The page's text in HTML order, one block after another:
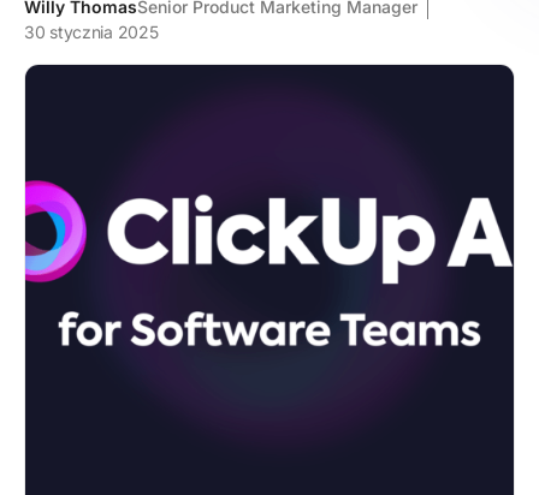
Willy ThomasSenior Product Marketing Manager
30 stycznia 2025